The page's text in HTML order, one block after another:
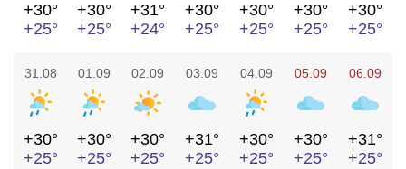
+30°
+25°
+30°
+25°
+31°
+24°
+30°
+25°
+30°
+25°
+30°
+25°
+30°
+25°
31.08
+30°
+25°
01.09
+30°
+25°
02.09
+30°
+25°
03.09
+31°
+25°
04.09
+30°
+25°
05.09
+30°
+25°
06.09
+31°
+25°